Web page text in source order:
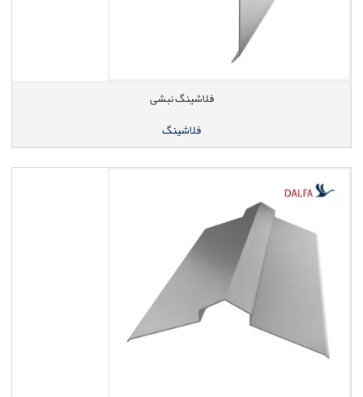
فلاشینگ نبشی
فلاشینگ